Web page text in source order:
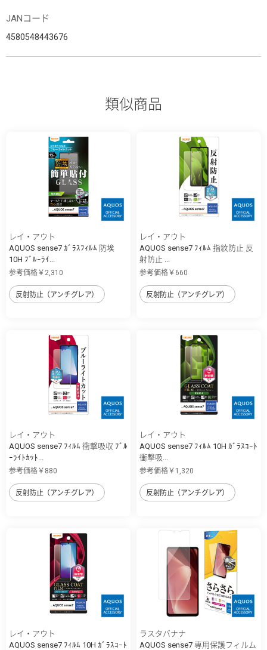
JANコード
4580548443676
類似商品
レイ・アウト
AQUOS sense7 ｶﾞﾗｽﾌｨﾙﾑ 防埃
10H ﾌﾞﾙｰﾗｲ...
参考価格￥2,310
反射防止（アンチグレア）
レイ・アウト
AQUOS sense7 ﾌｨﾙﾑ 指紋防止 反
射防止 ...
参考価格￥660
反射防止（アンチグレア）
レイ・アウト
AQUOS sense7 ﾌｨﾙﾑ 衝撃吸収 ﾌﾞﾙ
ｰﾗｲﾄｶｯﾄ...
参考価格￥880
反射防止（アンチグレア）
レイ・アウト
AQUOS sense7 ﾌｨﾙﾑ 10H ｶﾞﾗｽｺｰﾄ
衝撃吸...
参考価格￥1,320
反射防止（アンチグレア）
レイ・アウト
AQUOS sense7 ﾌｨﾙﾑ 10H ｶﾞﾗｽｺｰﾄ
ラスタバナナ
AQUOS sense7 専用保護フィルム